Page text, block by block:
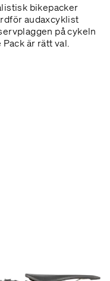
bikepacker
audaxcyklist
på cykeln
är rätt val.